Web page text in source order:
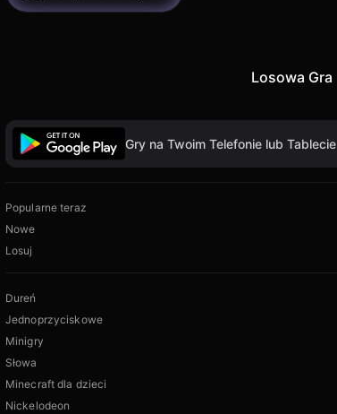
Losowa Gra
Gry na Twoim Telefonie lub Tablecie
Popularne teraz
Nowe
Losuj
Dureń
Jednoprzyciskowe
Minigry
Słowa
Minecraft dla dzieci
Nickelodeon